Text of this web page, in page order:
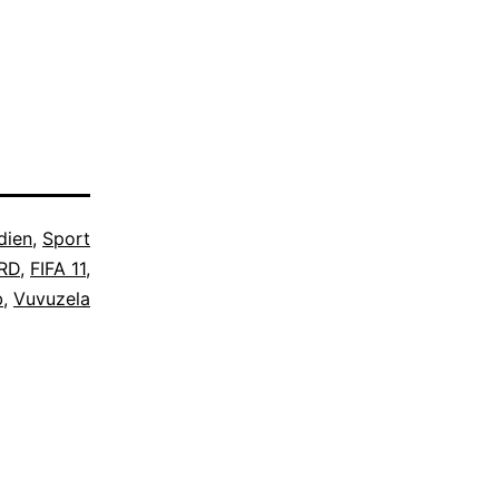
, Sport
, FIFA 11,
, Vuvuzela